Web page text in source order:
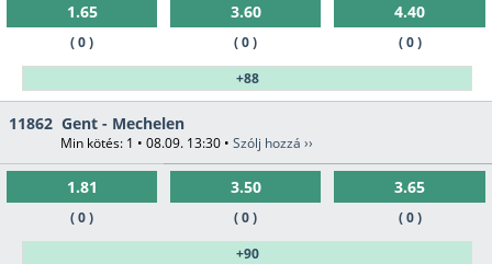
1.65
( 0 )
3.60
( 0 )
4.40
( 0 )
+88
11862 Gent - Mechelen
Min kötés: 1 • 08.09. 13:30 • Szólj hozzá ››
1.81
( 0 )
3.50
( 0 )
3.65
( 0 )
+90